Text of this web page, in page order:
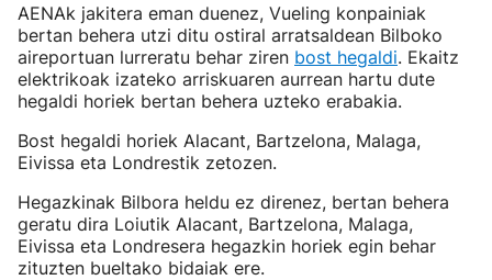
AENAk jakitera eman duenez, Vueling konpainiak
bertan behera utzi ditu ostiral arratsaldean Bilboko
aireportuan lurreratu behar ziren bost hegaldi. Ekaitz
elektrikoak izateko arriskuaren aurrean hartu dute
hegaldi horiek bertan behera uzteko erabakia.
Bost hegaldi horiek Alacant, Bartzelona, Malaga,
Eivissa eta Londrestik zetozen.
Hegazkinak Bilbora heldu ez direnez, bertan behera
geratu dira Loiutik Alacant, Bartzelona, Malaga,
Eivissa eta Londresera hegazkin horiek egin behar
zituzten bueltako bidaiak ere.